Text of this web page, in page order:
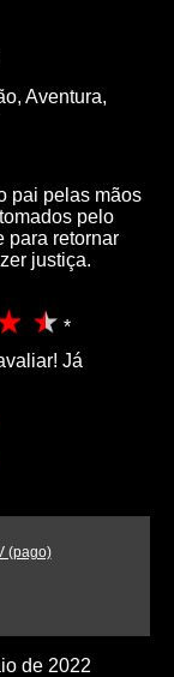
, Aventura,
pai pelas mãos
pelo
para retornar
justiça.
*
Já
(pago)
de 2022